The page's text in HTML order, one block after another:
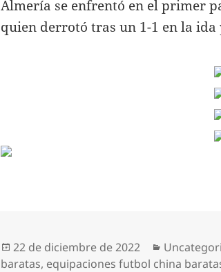
Almería se enfrentó en el primer
quien derrotó tras un 1-1 en la ida
Publicado
el
22 de diciembre de 2022 Categorías
baratas, equipaciones futbol china